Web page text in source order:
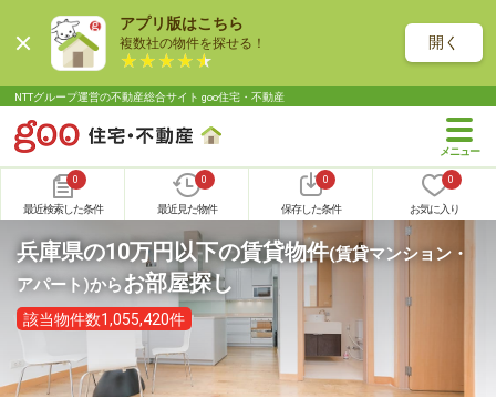
アプリ版はこちら
複数社の物件を探せる！ 開く
NTTグループ運営の不動産総合サイト goo住宅・不動産
0
最近検索した条件
0
最近見た物件
0
保存した条件
0
お気に入り
兵庫県の10万円以下の賃貸物件(賃貸マンション・
アパート)からお部屋探し
該当物件数1,055,420件